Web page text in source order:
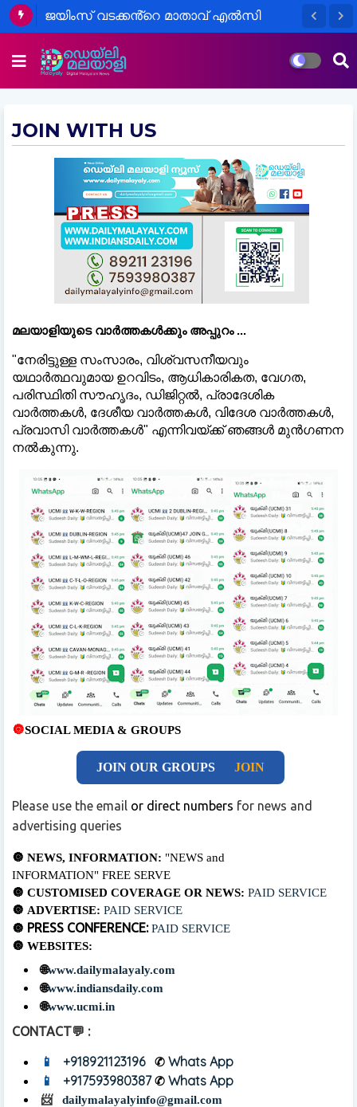
ജയിംസ് വടക്കൻ്റെ മാതാവ് എൽസി
നിര്യാതയായി.
JOIN WITH US
മലയാളിയുടെ വാർത്തകൾക്കും അപ്പുറം ...
"നേരിട്ടുള്ള സംസാരം, വിശ്വസനീയവും
യഥാർത്ഥവുമായ ഉറവിടം, ആധികാരികത, വേഗത,
പരിസ്ഥിതി സൗഹൃദം, ഡിജിറ്റൽ, പ്രാദേശിക
വാർത്തകൾ, ദേശീയ വാർത്തകൾ, വിദേശ വാർത്തകൾ,
പ്രവാസി വാർത്തകൾ" എന്നിവയ്ക്ക് ഞങ്ങൾ മുൻഗണന
നൽകുന്നു.
🔘SOCIAL MEDIA & GROUPS
JOIN OUR GROUPS JOIN
Please use the email or direct numbers for news and
advertising queries
🔘 NEWS, INFORMATION: "NEWS and
INFORMATION" FREE SERVE
🔘 CUSTOMISED COVERAGE OR NEWS: PAID SERVICE
🔘 ADVERTISE: PAID SERVICE
🔘 PRESS CONFERENCE:PAID SERVICE
🔘 WEBSITES:
🌐www.dailymalayaly.com
🌐www.indiansdaily.com
🌐www.ucmi.in
CONTACT💬 :
📱 +918921123196✆ Whats App
📱
+917593980387 ✆ Whats App
📨 dailymalayalyinfo@gmail.com